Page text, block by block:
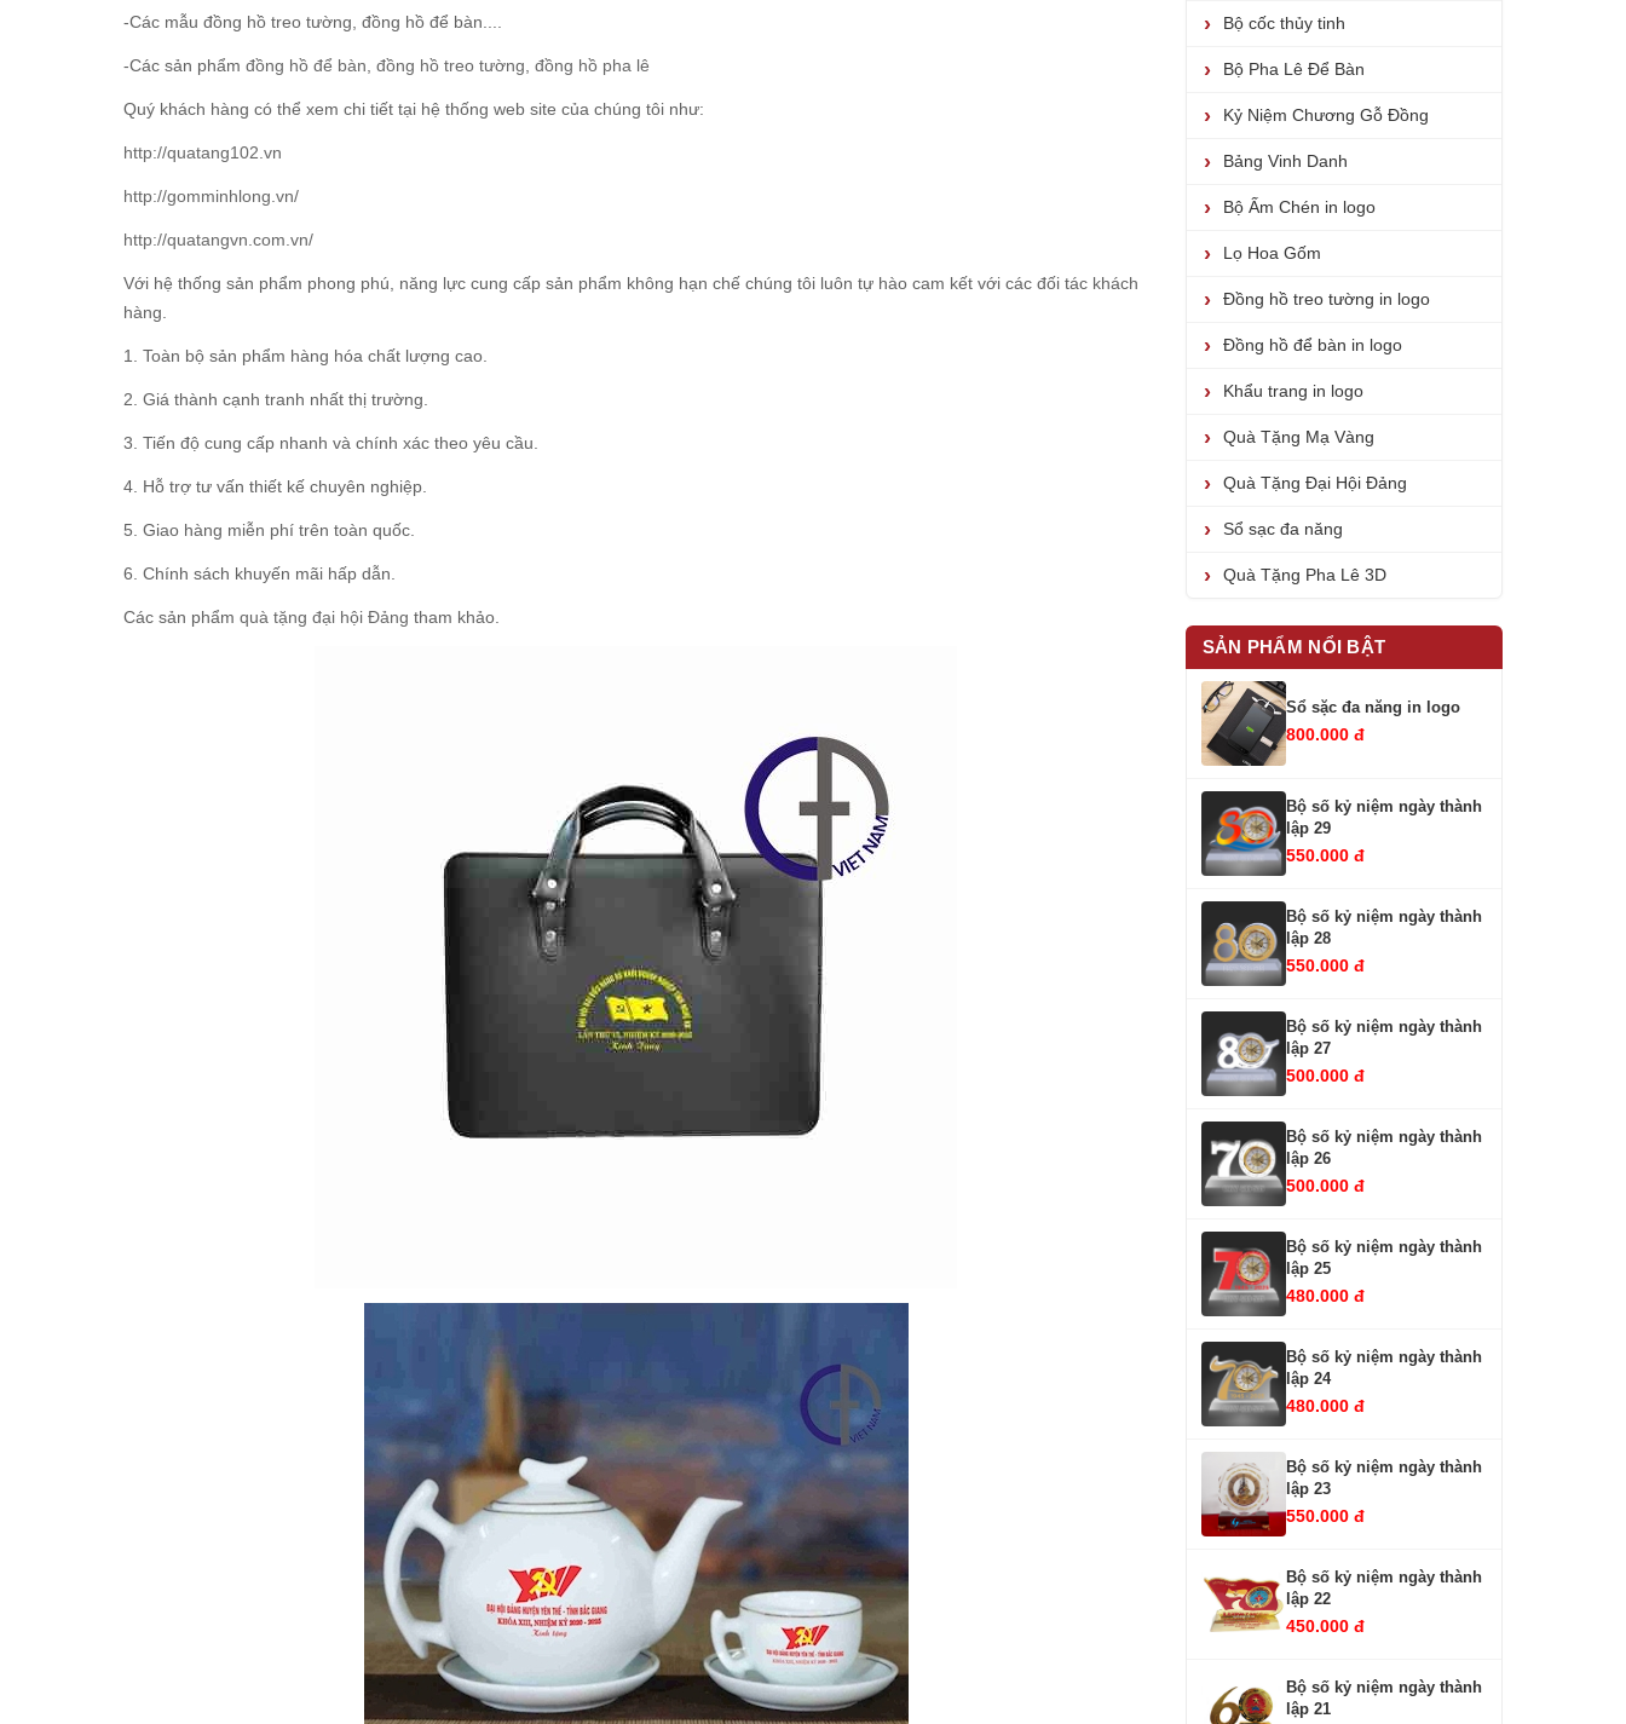
-Các mẫu đồng hồ treo tường, đồng hồ để bàn....
-Các sản phẩm đồng hồ để bàn đồng hồ treo tường đồng hồ pha lê
Quý khách hàng có thể xem chi tiết tại hệ thống web site của chúng tôi như:
http://quatang102.vn
http://gomminhlong.vn/
http://quatangvn.com.vn/
Với hệ thống sản phẩm phong phú, năng lực cung cấp sản phẩm không hạn chế chúng tôi luôn tự hào cam kết với các đối tác khách
hàng.
1. Toàn bộ sản phẩm hàng hóa chất lượng cao.
2. Giá thành cạnh tranh nhất thị trường.
3. Tiến độ cung cấp nhanh và chính xác theo yêu cầu.
4. Hỗ trợ tư vấn thiết kế chuyên nghiệp.
5. Giao hàng miễn phí trên toàn quốc.
6. Chính sách khuyến mãi hấp dẫn.
Các sản phẩm quà tặng đại hội Đảng tham khảo.
Bộ cốc thủy tinh
Bộ Pha Lê Để Bàn
Kỷ Niệm Chương Gỗ Đồng
Bảng Vinh Danh
Bộ Ấm Chén in logo
Lọ Hoa Gốm
Đồng hồ treo tường in logo
Đồng hồ để bàn in logo
Khẩu trang in logo
Quà Tặng Mạ Vàng
Quà Tặng Đại Hội Đảng
Sổ sạc đa năng
Quà Tặng Pha Lê 3D
SẢN PHẨM NỔI BẬT
Sổ sặc đa năng in logo
800.000 đ
Bộ số kỷ niệm ngày thành
lập 29
550.000 đ
Bộ số kỷ niệm ngày thành
lập 28
550.000 đ
Bộ số kỷ niệm ngày thành
lập 27
500.000 đ
Bộ số kỷ niệm ngày thành
lập 26
500.000 đ
Bộ số kỷ niệm ngày thành
lập 25
480.000 đ
Bộ số kỷ niệm ngày thành
lập 24
480.000 đ
Bộ số kỷ niệm ngày thành
lập 23
550.000 đ
Bộ số kỷ niệm ngày thành
lập 22
450.000 đ
Bộ số kỷ niệm ngày thành
lập 21